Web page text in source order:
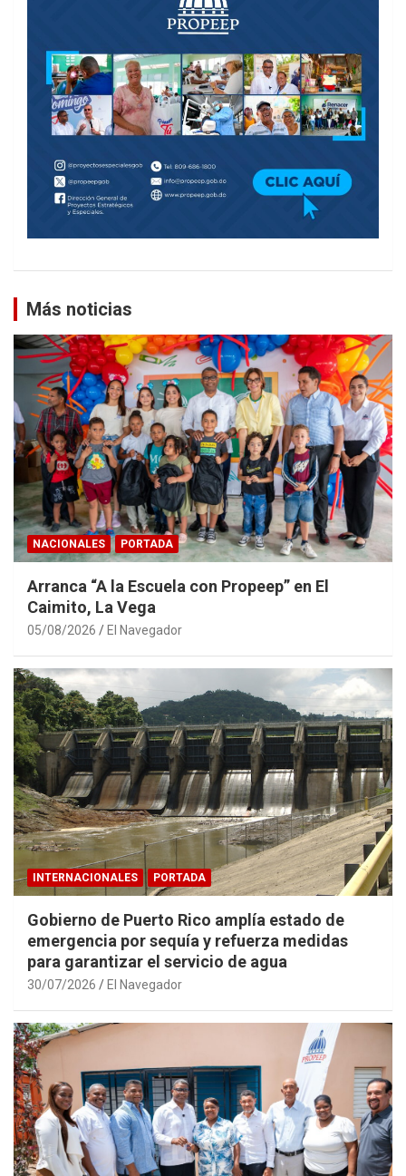
Más noticias
NACIONALES PORTADA
Arranca “A la Escuela con Propeep” en El
Caimito, La Vega
05/08/2026 El Navegador
INTERNACIONALES PORTADA
Gobierno de Puerto Rico amplía estado de
emergencia por sequía y refuerza medidas
para garantizar el servicio de agua
30/07/2026 El Navegador